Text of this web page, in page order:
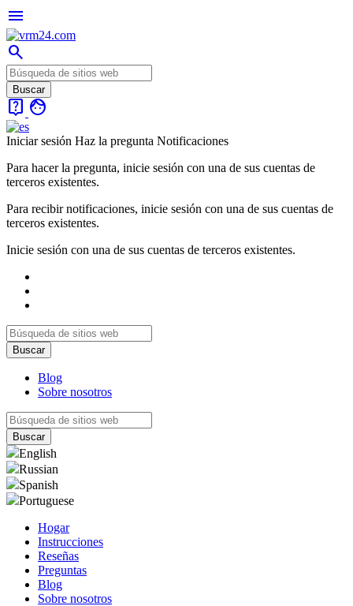
menu
search
live_help face
Iniciar sesión Haz la pregunta Notificaciones
Para hacer la pregunta, inicie sesión con una de sus cuentas de
terceros existentes.
Para recibir notificaciones, inicie sesión con una de sus cuentas de
terceros existentes.
Inicie sesión con una de sus cuentas de terceros existentes.
Blog
Sobre nosotros
English
Russian
Spanish
Portuguese
Hogar
Instrucciones
Reseñas
Preguntas
Blog
Sobre nosotros